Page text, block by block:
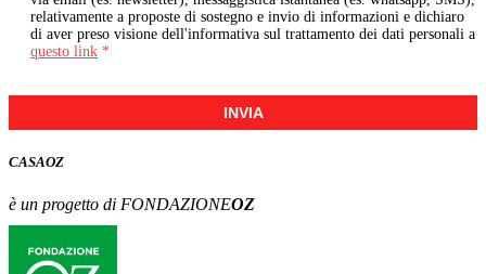
relativamente a proposte di sostegno e invio di informazioni e dichiaro
di aver preso visione dell'informativa sul trattamento dei dati personali a
questo link *
INVIA
CASAOZ
è un progetto di FONDAZIONEOZ